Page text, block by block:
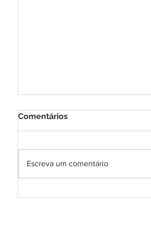
Comentários
Escreva um comentário